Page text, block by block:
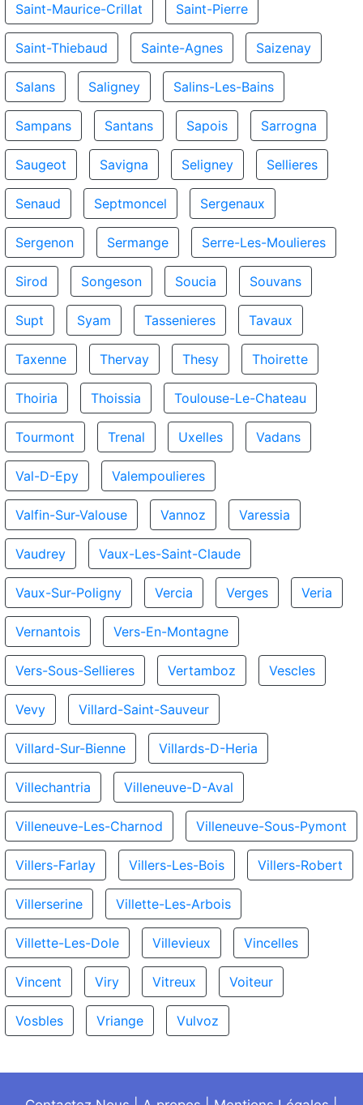
Saint-Maurice-Crillat Saint-Pierre
Saint-Thiebaud Sainte-Agnes Saizenay
Salans Saligney Salins-Les-Bains
Sampans Santans Sapois Sarrogna
Saugeot Savigna Seligney Sellieres
Senaud Septmoncel Sergenaux
Sergenon Sermange Serre-Les-Moulieres
Sirod Songeson Soucia Souvans
Supt Syam Tassenieres Tavaux
Taxenne Thervay Thesy Thoirette
Thoiria Thoissia Toulouse-Le-Chateau
Tourmont Trenal Uxelles Vadans
Val-D-Epy Valempoulieres
Valfin-Sur-Valouse Vannoz Varessia
Vaudrey Vaux-Les-Saint-Claude
Vaux-Sur-Poligny Vercia Verges Veria
Vernantois Vers-En-Montagne
Vers-Sous-Sellieres Vertamboz Vescles
Vevy Villard-Saint-Sauveur
Villard-Sur-Bienne Villards-D-Heria
Villechantria Villeneuve-D-Aval
Villeneuve-Les-Charnod Villeneuve-Sous-Pymont
Villers-Farlay Villers-Les-Bois Villers-Robert
Villerserine Villette-Les-Arbois
Villette-Les-Dole Villevieux Vincelles
Vincent Viry Vitreux Voiteur
Vosbles Vriange Vulvoz